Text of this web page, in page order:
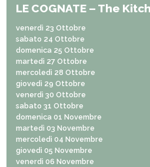
LE COGNATE – The
venerdì 23 Ottobre
sabato 24 Ottobre
domenica 25 Ottobre
martedì 27 Ottobre
mercoledì 28 Ottobre
giovedì 29 Ottobre
venerdì 30 Ottobre
sabato 31 Ottobre
domenica 01 Novembre
martedì 03 Novembre
mercoledì 04 Novembre
giovedì 05 Novembre
venerdì 06 Novembre